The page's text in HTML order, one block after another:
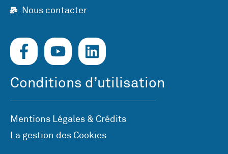
Nous contacter
Conditions d’utilisation
Mentions Légales & Crédits
La gestion des Cookies